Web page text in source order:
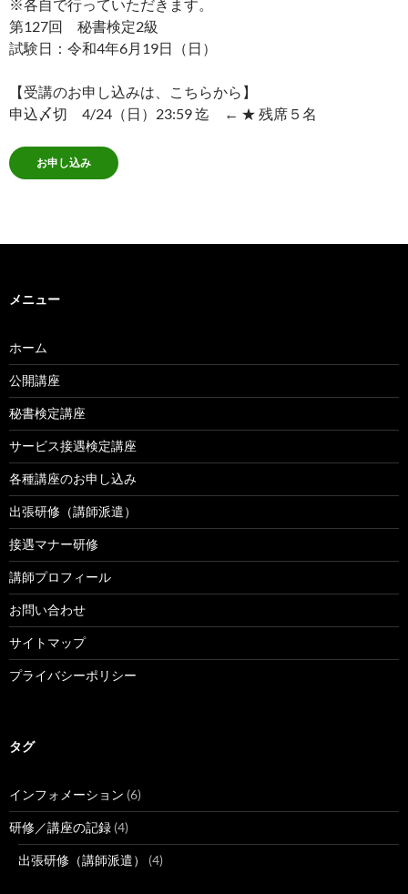
※各自で行っていただきます。
第127回 秘書検定2級
試験日：令和4年6月19日（日）
【受講のお申し込みは、こちらから】
申込〆切 4/24（日）23:59 迄 ← ★ 残席５名
お申し込み
メニュー
ホーム
公開講座
秘書検定講座
サービス接遇検定講座
各種講座のお申し込み
出張研修（講師派遣）
接遇マナー研修
講師プロフィール
お問い合わせ
サイトマップ
プライバシーポリシー
タグ
インフォメーション (6)
研修／講座の記録 (4)
出張研修（講師派遣） (4)